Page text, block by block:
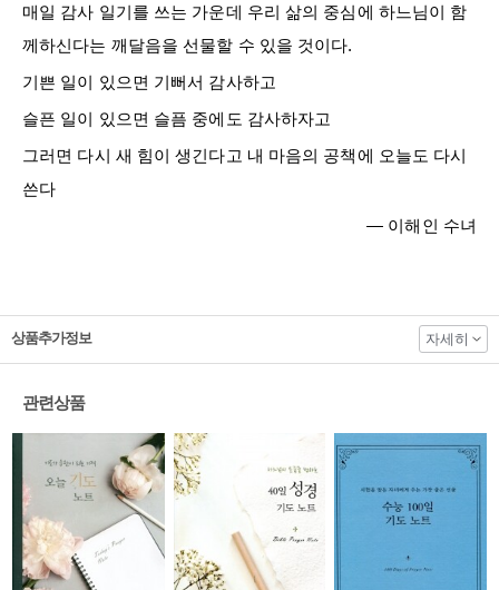
매일 감사 일기를 쓰는 가운데 우리 삶의 중심에 하느님이 함
께하신다는 깨달음을 선물할 수 있을 것이다.
기쁜 일이 있으면 기뻐서 감사하고
슬픈 일이 있으면 슬픔 중에도 감사하자고
그러면 다시 새 힘이 생긴다고 내 마음의 공책에 오늘도 다시
쓴다
― 이해인 수녀
상품추가정보 자세히
관련상품